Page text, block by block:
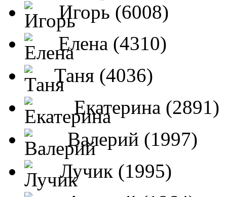
Игорь (6008)
Елена (4310)
Таня (4036)
Екатерина (2891)
Валерий (1997)
Лучик (1995)